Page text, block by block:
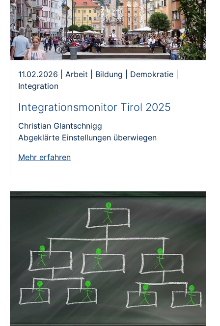
11.02.2026 Arbeit Bildung Demokratie
Integration
Integrationsmonitor Tirol 2025
Christian Glantschnigg
Abgeklärte Einstellungen überwiegen
Mehr erfahren